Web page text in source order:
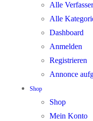
Alle Verfasser
Alle
Dashboard
Anmelden
Registrieren
Annonce
Shop
Shop
Mein Konto